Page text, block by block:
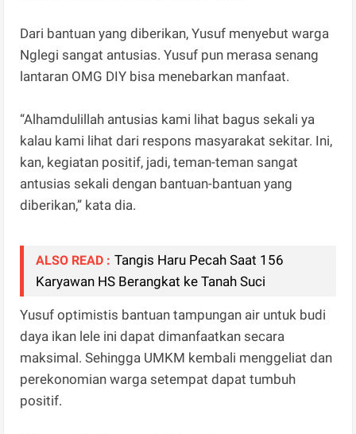
Dari bantuan yang diberikan, Yusuf menyebut warga
Nglegi sangat antusias. Yusuf pun merasa senang
lantaran OMG DIY bisa menebarkan manfaat.
“Alhamdulillah antusias kami lihat bagus sekali ya
kalau kami lihat dari respons masyarakat sekitar. Ini,
kan, kegiatan positif, jadi, teman-teman sangat
antusias sekali dengan bantuan-bantuan yang
diberikan,” kata dia.
ALSO READ : Tangis Haru Pecah Saat 156
Karyawan HS Berangkat ke Tanah Suci
Yusuf optimistis bantuan tampungan air untuk budi
daya ikan lele ini dapat dimanfaatkan secara
maksimal. Sehingga UMKM kembali menggeliat dan
perekonomian warga setempat dapat tumbuh
positif.